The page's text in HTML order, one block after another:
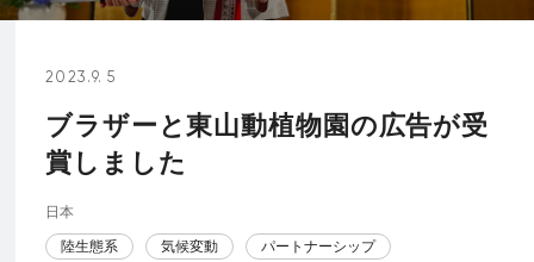
2023.9. 5
ブラザーと東山動植物園の広告が受
賞しました
日本
陸生態系 気候変動 パートナーシップ